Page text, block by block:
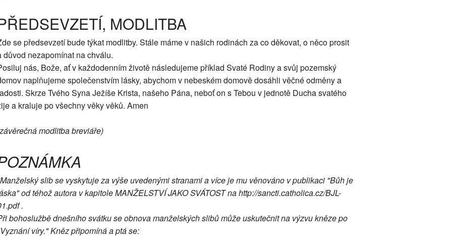
MODLITBA
se předsevzetí bude týkat modlitby. Stále máme v našich rodinách za co děkovat, o něco prosit
důvod nezapomínat na chválu.
nás, Bože, ať v každodenním životě následujeme příklad Svaté Rodiny a svůj pozemský
naplňujeme společenstvím lásky, abychom v nebeském domově dosáhli věčné odměny a
Skrze Tvého Syna Ježíše Krista, našeho Pána, neboť on s Tebou v jednotě Ducha svatého
a kraluje po všechny věky věků. Amen
modlitba breviáře)
slib se vyskytuje za výše uvedenými stranami a více je mu věnováno v publikaci "Bůh je
od téhož autora v kapitole MANŽELSTVÍ JAKO SVÁTOST na http://sancti.catholica.cz/BJL-
.
bohoslužbě dnešního svátku se obnova manželských slibů může uskutečnit na výzvu kněze po
víry." Kněz připomíná a ptá se: